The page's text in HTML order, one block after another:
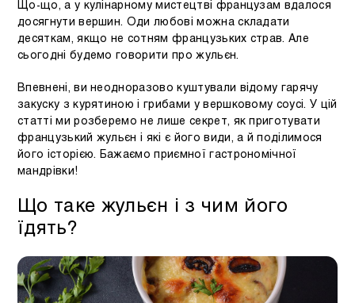
Що-що, а у кулінарному мистецтві французам вдалося
досягнути вершин. Оди любові можна складати
десяткам, якщо не сотням французьких страв. Але
сьогодні будемо говорити про жульєн.
Впевнені, ви неодноразово куштували відому гарячу
закуску з курятиною і грибами у вершковому соусі. У цій
статті ми розберемо не лише секрет, як приготувати
французький жульєн і які є його види, а й поділимося
його історією. Бажаємо приємної гастрономічної
мандрівки!
Що таке жульєн і з чим його
їдять?